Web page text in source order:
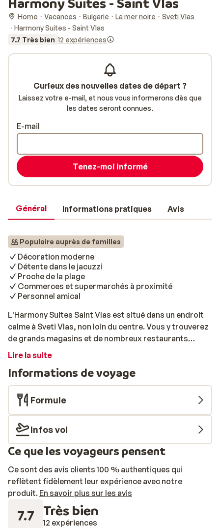
Home Vacances Bulgarie La mer noire
Sveti Vlas
Harmony Suites - Saint Vlas
7.7 Très bien 12 expériences
Général Informations pratiques Avis
Populaire auprès de familles
Décoration moderne
Détente dans le jacuzzi
Proche de la plage
Commerces et supermarchés à proximité
Personnel amical
L'Harmony Suites Saint Vlas est situé dans un endroit
calme à Sveti Vlas, non loin du centre. Vous y trouverez
de grands magasins et de nombreux restaurants
agréables. Vous serez également à proximité d'une
bronzage sur le sable. Au sein de l'établissement, vous
trouverez diverses installations, notamment une belle
piscine avec jacuzzi. Vous pourrez vous y détendre
pendant que les enfants s'amuseront dans le bassin
séparé pour eux. Profitez également du soleil depuis la
terrasse tout autour de la piscine. L'Harmony Suites
Saint Vlas comprend des chambres modernes où vous
pourrez vous détendre pleinement après une bonne
journée à visiter les environs. Vous serez accueillis
chaleureusement par le personnel amical des lieux, qui
fera en sorte que vous passiez de superbes vacances.
Bon séjour!
Lire la suite
Informations de voyage
Formule
Infos vol
Ce que les voyageurs pensent
Ce sont des avis clients 100 % authentiques qui
reflètent fidèlement leur expérience avec notre
produit. En savoir plus sur les avis
7.7 Très bien
12 expériences
Curieux des nouvelles dates de départ ?
Laissez votre e-mail, et nous vous informerons dès que
les dates seront connues.
E-mail
Tenez-moi informé